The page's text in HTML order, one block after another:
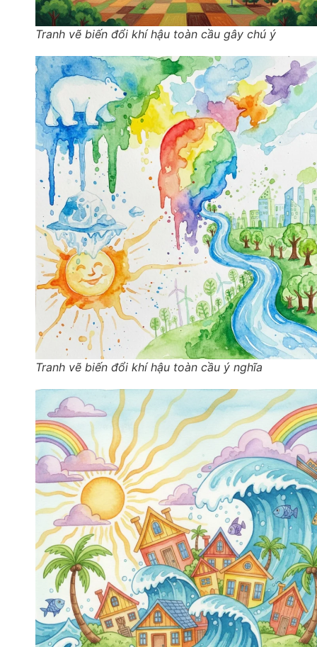
Tranh vẽ biến đổi khí hậu toàn cầu gây chú ý
Tranh vẽ biến đổi khí hậu toàn cầu ý nghĩa